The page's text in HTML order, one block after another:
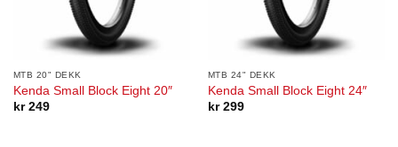
MTB 20" DEKK
Kenda Small Block Eight 20″
kr249
MTB 24" DEKK
Kenda Small Block Eight 24″
kr299